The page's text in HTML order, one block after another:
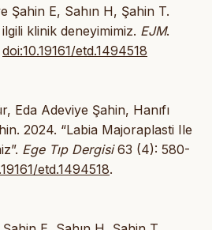
Şahin E, Sahın H, Şahin T.
klinik deneyimimiz. EJM.
doi:10.19161/etd.1494518
Eda Adeviye Şahin, Hanıfı
2024. “Labia Majoraplasti Ile
Ege Tıp Dergisi63 (4): 580-
etd.1494518.